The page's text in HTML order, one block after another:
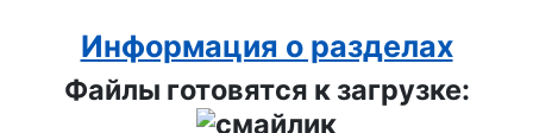
Информация о разделах
Файлы готовятся к загрузке: